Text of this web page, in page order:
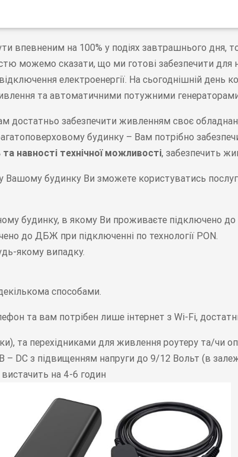
впевненим на 100% у подіях завтрашнього дня,
можемо сказати, що ми готові забезпечити для
електроенергії. На сьогоднішній день
та автоматичними потужними
достатньо забезпечити живленням своє
будинку – Вам потрібно
навності технічної можливості, забезпечить
у Вашому будинку Ви зможете користуватись
будинку, в якому Ви проживаєте підключено
до ДБЖ при підключенні по технології PON.
якому випадку.
способами.
та вам потрібен лише інтернет з Wi-Fi,
та перехідниками для живлення роутеру та/чи
– DC з підвищенням напруги до 9/12 Вольт (в
на 4-6 годин